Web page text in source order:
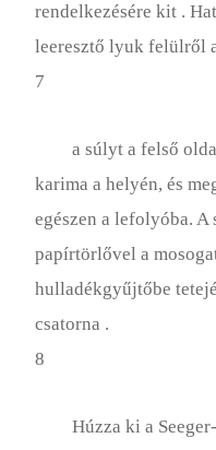
rendelkezésére kit .
leeresztő lyuk felülről
7
a súlyt a felső
karima a helyén, és
egészen a lefolyóba.
papírtörlővel a
hulladékgyűjtőbe
csatorna .
8
Húzza ki a